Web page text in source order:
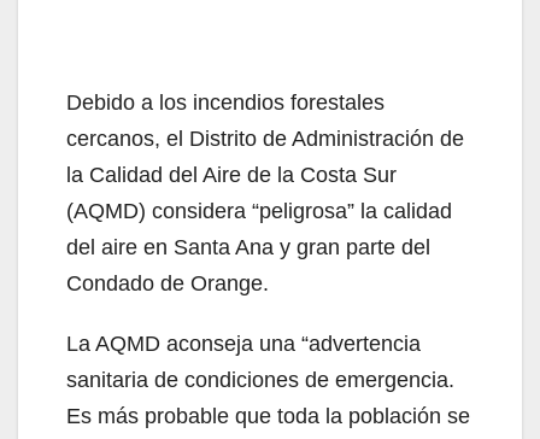
Debido a los incendios forestales
cercanos, el Distrito de Administración de
la Calidad del Aire de la Costa Sur
(AQMD) considera “peligrosa” la calidad
del aire en Santa Ana y gran parte del
Condado de Orange.
La AQMD aconseja una “advertencia
sanitaria de condiciones de emergencia.
Es más probable que toda la población se